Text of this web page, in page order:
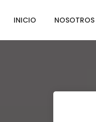
INICIO NOSOTROS